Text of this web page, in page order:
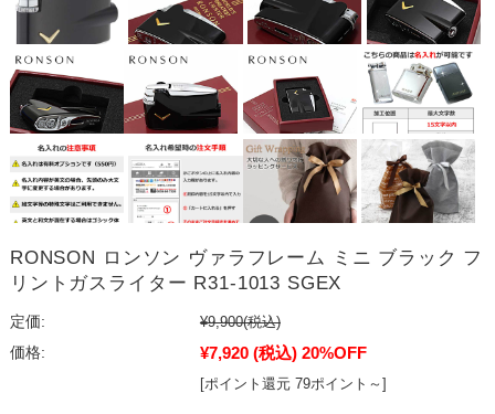
RONSON ロンソン ヴァラフレーム ミニ ブラック フ
リントガスライター R31-1013 SGEX
定価: ¥9,900(税込)
価格:
¥7,920 (税込) 20%OFF
[ポイント還元 79ポイント～]